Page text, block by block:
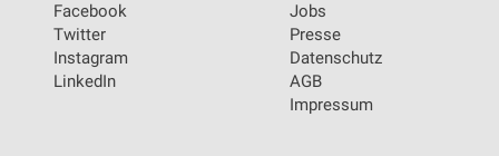
Facebook
Twitter
Instagram
LinkedIn
Jobs
Presse
Datenschutz
AGB
Impressum